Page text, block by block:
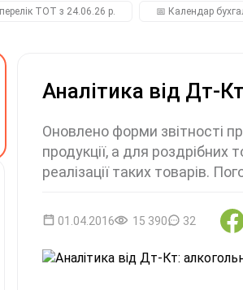
ТОТ з 24.06.26 р. 📅 Календар
Аналітика від Дт-
Оновлено форми звітності
продукції, а для роздрібних
реалізації таких товарів.
01.04.2016 15 390 32